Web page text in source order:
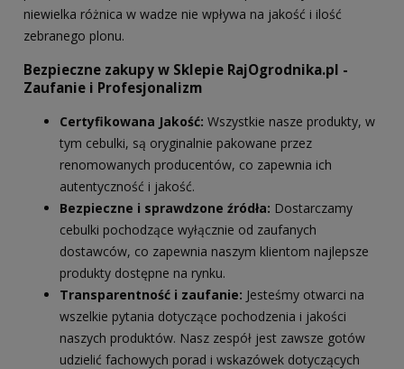
niewielka różnica w wadze nie wpływa na jakość i ilość
zebranego plonu.
Bezpieczne zakupy w Sklepie RajOgrodnika.pl -
Zaufanie i Profesjonalizm
Certyfikowana Jakość: Wszystkie nasze produkty, w
tym cebulki, są oryginalnie pakowane przez
renomowanych producentów, co zapewnia ich
autentyczność i jakość.
Bezpieczne i sprawdzone źródła: Dostarczamy
cebulki pochodzące wyłącznie od zaufanych
dostawców, co zapewnia naszym klientom najlepsze
produkty dostępne na rynku.
Transparentność i zaufanie: Jesteśmy otwarci na
wszelkie pytania dotyczące pochodzenia i jakości
naszych produktów. Nasz zespół jest zawsze gotów
udzielić fachowych porad i wskazówek dotyczących